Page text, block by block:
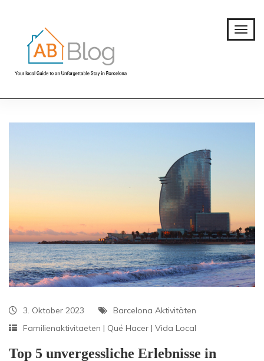
3. Oktober 2023
Barcelona Aktivitäten
Familienaktivitaeten | Qué Hacer | Vida Local
Top 5 unvergessliche Erlebnisse in